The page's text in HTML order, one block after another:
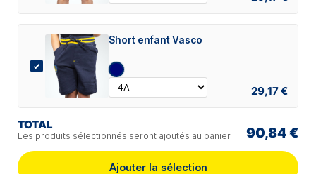
Short enfant Vasco
29,17 €
TOTAL
Les produits sélectionnés seront ajoutés au panier 90,84 €
Ajouter la sélection